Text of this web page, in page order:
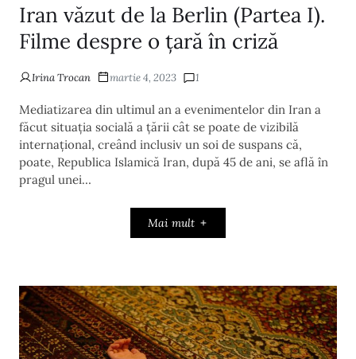
Iran văzut de la Berlin (Partea I).
Filme despre o țară în criză
Irina Trocan martie 4, 2023 1
Mediatizarea din ultimul an a evenimentelor din Iran a
făcut situația socială a țării cât se poate de vizibilă
internațional, creând inclusiv un soi de suspans că,
poate, Republica Islamică Iran, după 45 de ani, se află în
pragul unei…
Mai mult